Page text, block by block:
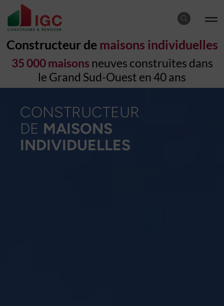
Constructeur de maisons individuelles
35 000 maisons neuves construites dans
le Grand Sud-Ouest en 40 ans
CONSTRUCTEUR
DE MAISONS
INDIVIDUELLES